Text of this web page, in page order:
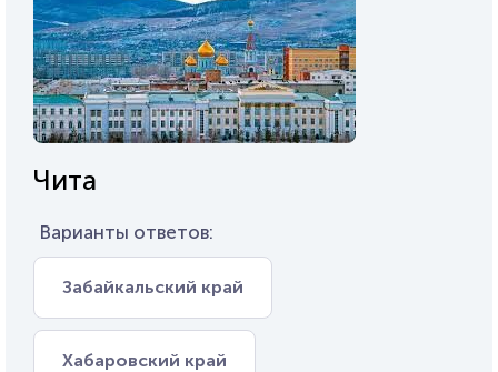
Чита
Варианты ответов:
Забайкальский край
Хабаровский край